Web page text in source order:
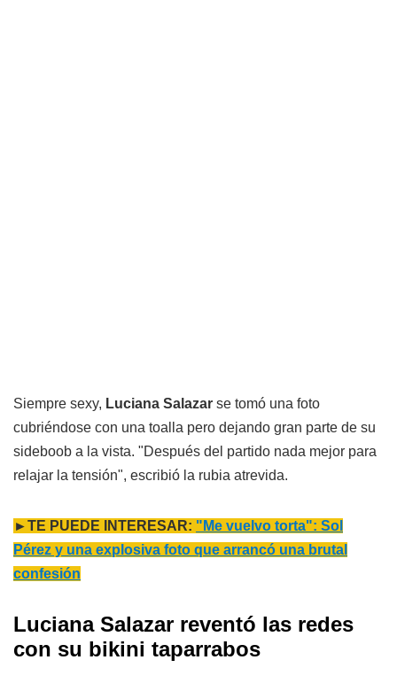
Siempre sexy, Luciana Salazar se tomó una foto
cubriéndose con una toalla pero dejando gran parte de su
sideboob a la vista. "Después del partido nada mejor para
relajar la tensión", escribió la rubia atrevida.
►TE PUEDE INTERESAR: "Me vuelvo torta": Sol
Pérez y una explosiva foto que arrancó una brutal
confesión
Luciana Salazar reventó las redes
con su bikini taparrabos